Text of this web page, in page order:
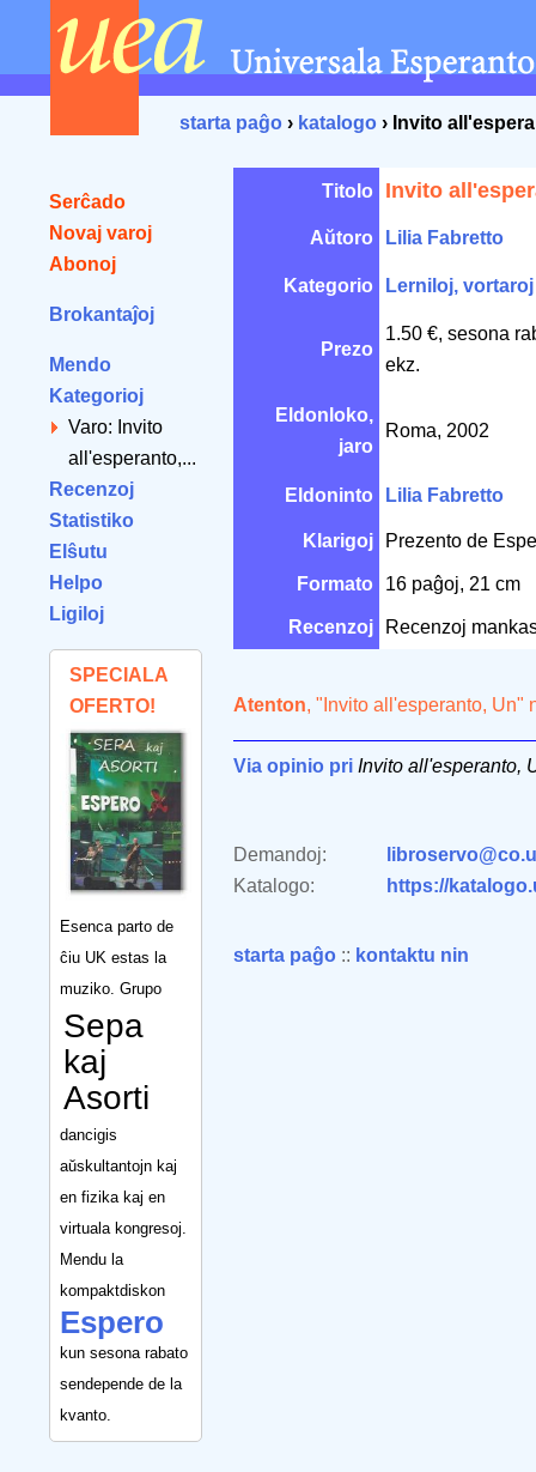
starta paĝo › katalogo › Invito
Serĉado
Novaj varoj
Abonoj
Brokantaĵoj
Mendo
Kategorioj
Varo: Invito
all'esperanto,...
Recenzoj
Statistiko
Elŝutu
Helpo
Ligiloj
SPECIALA
OFERTO!
Esenca parto de
ĉiu UK estas la
muziko. Grupo
Sepa
kaj
Asorti
dancigis
aŭskultantojn kaj
en fizika kaj en
virtuala kongresoj.
Mendu la
kompaktdiskon
Espero
kun sesona rabato
sendepende de la
kvanto.
Titolo Invito
Aŭtoro Lilia Fabretto
Kategorio Lerniloj, vortaroj
Prezo
1.50 €, sesona
ekz.
Eldonloko,
jaro
Roma, 2002
Eldoninto Lilia Fabretto
Klarigoj Prezento de
Formato 16 paĝoj, 21 cm
Recenzoj Recenzoj
Atenton, "Invito all'esperanto, Un"
Via opinio pri Invito all'esperanto,
Demandoj:
Katalogo:
https://
starta paĝo :: kontaktu nin